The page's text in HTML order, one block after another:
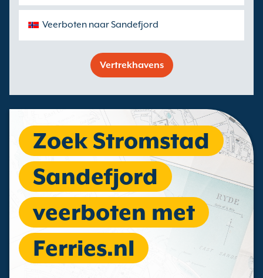
Veerboten naar Sandefjord
Vertrekhavens
Zoek Stromstad
Sandefjord
veerboten met
Ferries.nl